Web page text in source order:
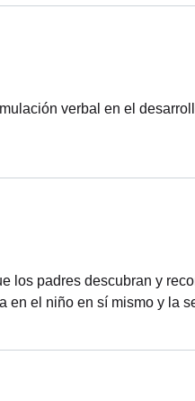
verbal en el
los padres descubran y
en el niño en sí mismo y la